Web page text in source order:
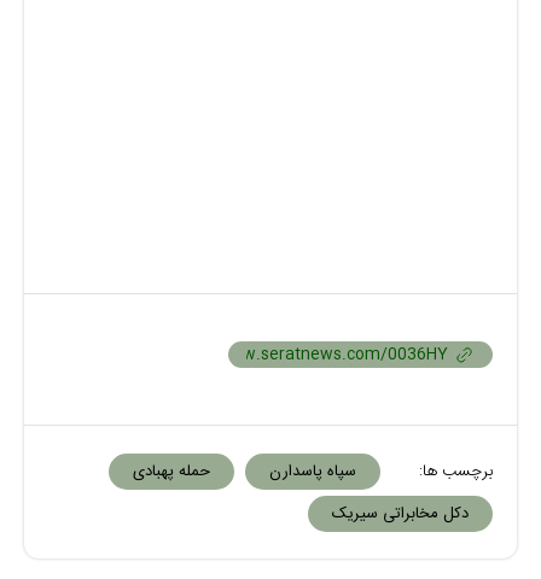
برچسب ها: سپاه پاسدارن
حمله پهبادی
دکل مخابراتی سیریک